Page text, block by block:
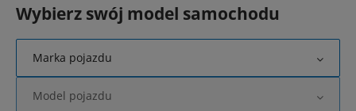
Wybierz swój model samochodu
Marka pojazdu
Model pojazdu